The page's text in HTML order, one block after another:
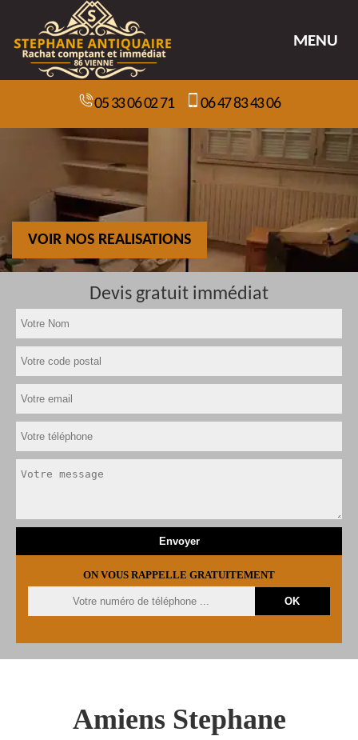
MENU
05 33 06 02 71 06 47 83 43 06
VOIR NOS REALISATIONS
Devis gratuit immédiat
ON VOUS RAPPELLE GRATUITEMENT
Amiens Stephane